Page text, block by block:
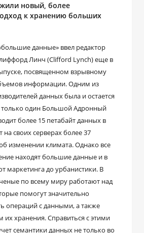
новый, более
к хранению больших
данные» ввел редактор
Линч (Clifford Lynch) еще в
посвященном взрывному
информации. Одним из
данных была и остается
один Большой Адронный
более 15 петабайт данных в
на своих серверах более 37
изменении климата. Однако все
находят большие данные и в
маркетинга до урбанистики. В
по всему миру работают над
помогут значительно
операций с данными, а также
хранения. Справиться с этими
семантики данных не только во